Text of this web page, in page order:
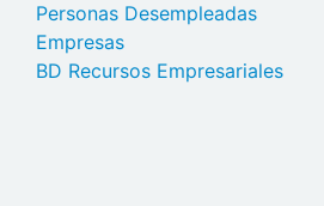
Personas Desempleadas
Empresas
BD Recursos Empresariales